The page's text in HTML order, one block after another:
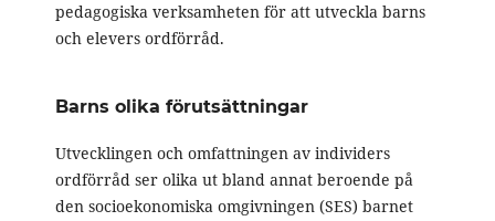
pedagogiska verksamheten för att utveckla barns
och elevers ordförråd.
Barns olika förutsättningar
Utvecklingen och omfattningen av individers
ordförråd ser olika ut bland annat beroende på
den socioekonomiska omgivningen (SES) barnet